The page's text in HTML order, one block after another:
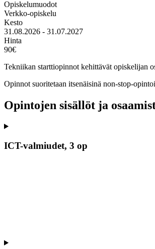
Opiskelumuodot
Verkko-opiskelu
Kesto
31.08.2026 - 31.07.2027
Hinta
90€
Tekniikan starttiopinnot kehittävät opiskelijan
Opinnot suoritetaan itsenäisinä non-stop-
Opintojen sisällöt ja
ICT-valmiudet, 3 op